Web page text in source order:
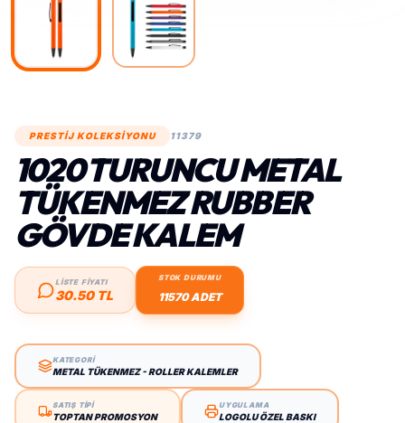
PRESTİJ KOLEKSİYONU 11379
1020 TURUNCU METAL
TÜKENMEZ RUBBER
GÖVDE KALEM
LİSTE FİYATI
30.50 TL
STOK DURUMU
11570 ADET
KATEGORİ
METAL TÜKENMEZ - ROLLER KALEMLER
SATIŞ TİPİ
TOPTAN PROMOSYON
UYGULAMA
LOGOLU ÖZEL BASKI